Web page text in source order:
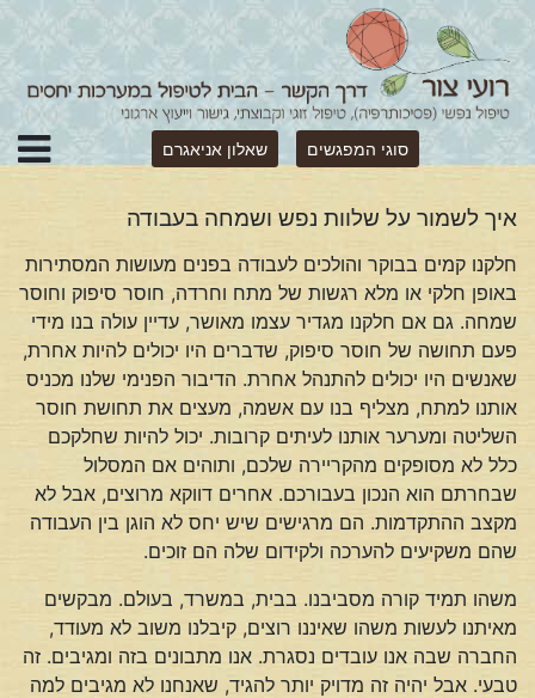
סוגי המפגשים שאלון אניאגרם
איך לשמור על שלוות נפש ושמחה בעבודה
חלקנו קמים בבוקר והולכים לעבודה בפנים מעושות המסתירות
באופן חלקי או מלא רגשות של מתח וחרדה, חוסר סיפוק וחוסר
שמחה. גם אם חלקנו מגדיר עצמו מאושר, עדיין עולה בנו מידי
פעם תחושה של חוסר סיפוק, שדברים היו יכולים להיות אחרת,
שאנשים היו יכולים להתנהל אחרת. הדיבור הפנימי שלנו מכניס
אותנו למתח, מצליף בנו עם אשמה, מעצים את תחושת חוסר
השליטה ומערער אותנו לעיתים קרובות. יכול להיות שחלקכם
כלל לא מסופקים מהקריירה שלכם, ותוהים אם המסלול
שבחרתם הוא הנכון בעבורכם. אחרים דווקא מרוצים, אבל לא
מקצב ההתקדמות. הם מרגישים שיש יחס לא הוגן בין העבודה
שהם משקיעים להערכה ולקידום שלה הם זוכים.
משהו תמיד קורה מסביבנו. בבית, במשרד, בעולם. מבקשים
מאיתנו לעשות משהו שאיננו רוצים, קיבלנו משוב לא מעודד,
החברה שבה אנו עובדים נסגרת. אנו מתבונים בזה ומגיבים. זה
טבעי. אבל יהיה זה מדויק יותר להגיד, שאנחנו לא מגיבים למה